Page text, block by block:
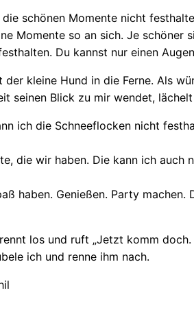
die schönen Momente nicht
Momente so an sich. Je
Du kannst nur einen
der kleine Hund in die Ferne. Als
seinen Blick zu mir wendet, lächelt
ich die Schneeflocken nicht
die wir haben. Die kann ich auch
haben. Genießen. Party machen.
los und ruft „Jetzt komm
ich und renne ihm nach.